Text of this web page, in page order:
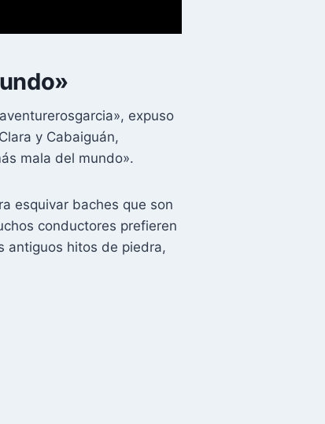
expuso
y Cabaiguán,
mala del mundo».
esquivar baches que son
conductores prefieren
antiguos hitos de piedra,